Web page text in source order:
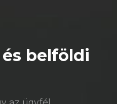
és belföldi